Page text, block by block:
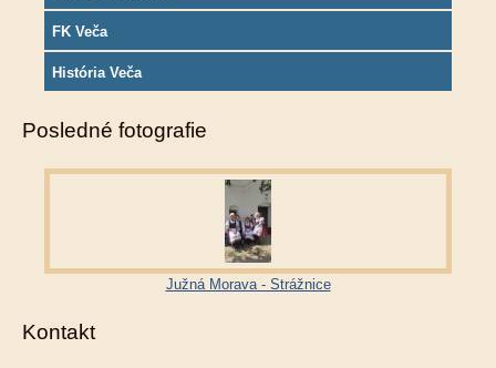
FK Veča
História Veča
Posledné fotografie
Južná Morava - Strážnice
Kontakt